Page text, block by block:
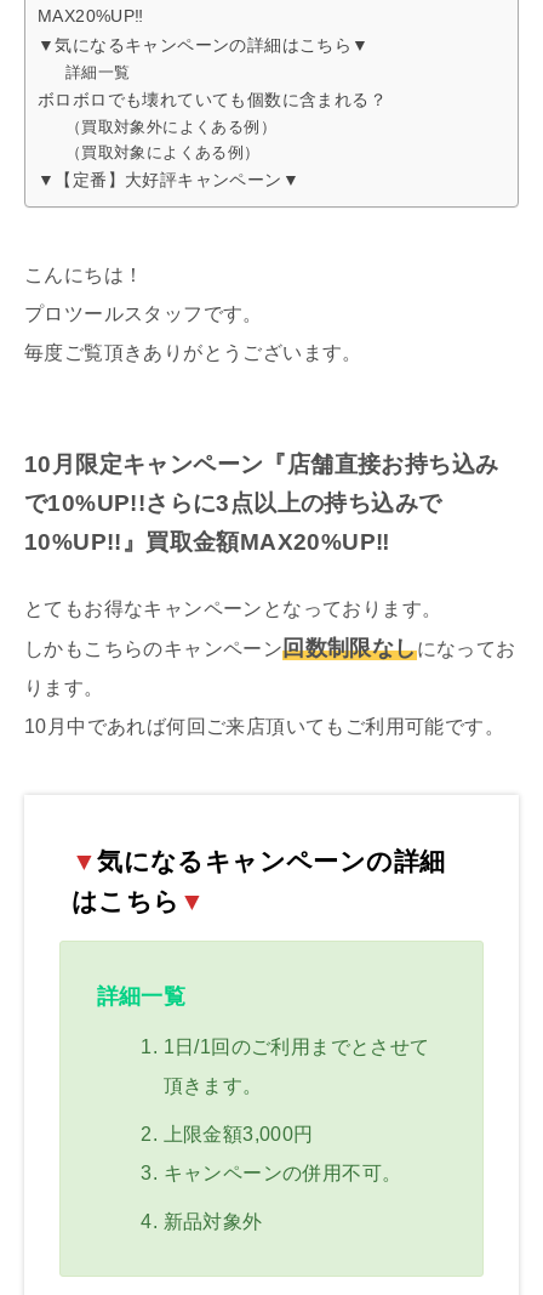
MAX20%UP‼︎
▼気になるキャンペーンの詳細はこちら▼
詳細一覧
ボロボロでも壊れていても個数に含まれる？
（買取対象外によくある例）
（買取対象によくある例）
▼【定番】大好評キャンペーン▼
こんにちは！
プロツールスタッフです。
毎度ご覧頂きありがとうございます。
10月限定キャンペーン『店舗直接お持ち込み
で10%UP!!さらに3点以上の持ち込みで
10%UP!!』買取金額MAX20%UP‼︎
とてもお得なキャンペーンとなっております。
しかもこちらのキャンペーン回数制限なしになってお
ります。
10月中であれば何回ご来店頂いてもご利用可能です。
▼気になるキャンペーンの詳細
はこちら ▼
詳細一覧
1日/1回のご利用までとさせて
頂きます。
上限金額3,000円
キャンペーンの併用不可。
新品対象外